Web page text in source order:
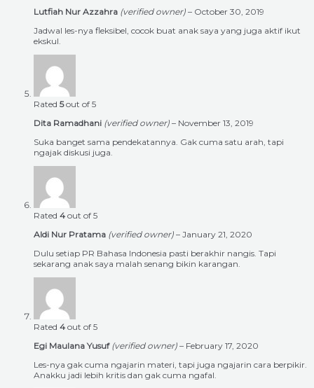
Lutfiah Nur Azzahra (verified owner) – October 30, 2019
Jadwal les-nya fleksibel, cocok buat anak saya yang juga aktif ikut
ekskul.
Rated 5out of 5
Dita Ramadhani (verified owner) – November 13, 2019
Suka banget sama pendekatannya. Gak cuma satu arah, tapi
ngajak diskusi juga.
Rated 4 out of 5
Aldi Nur Pratama (verified owner) – January 21, 2020
Dulu setiap PR Bahasa Indonesia pasti berakhir nangis. Tapi
sekarang anak saya malah senang bikin karangan.
Rated 4 out of 5
Egi Maulana Yusuf (verified owner) – February 17, 2020
Les-nya gak cuma ngajarin materi, tapi juga ngajarin cara berpikir.
Anakku jadi lebih kritis dan gak cuma ngafal.